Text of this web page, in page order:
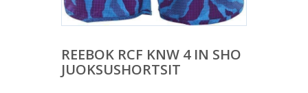
REEBOK RCF KNW 4 IN SHO
JUOKSUSHORTSIT